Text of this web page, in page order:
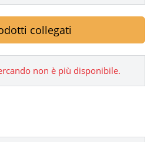
collegati
non è più disponibile.